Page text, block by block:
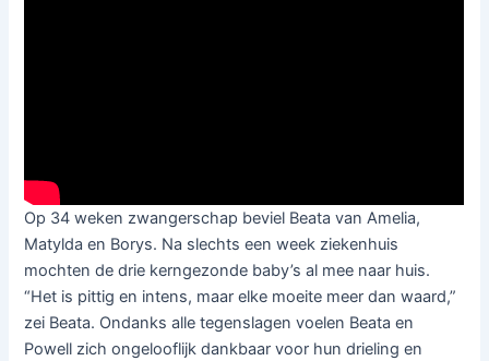
Op 34 weken zwangerschap beviel Beata van Amelia,
Matylda en Borys. Na slechts een week ziekenhuis
mochten de drie kerngezonde baby’s al mee naar huis.
“Het is pittig en intens, maar elke moeite meer dan waard,”
zei Beata. Ondanks alle tegenslagen voelen Beata en
Powell zich ongelooflijk dankbaar voor hun drieling en